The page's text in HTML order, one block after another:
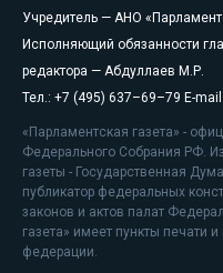
Учредитель — АНО
Исполняющий обязанности
редактора — Абдуллаев М.Р.
Тел.: +7 (495) 637–69–79 E-mail:
«Парламентская газета» -
Федерального Собрания РФ.
газеты - Государственная
публикатор федеральных
законов и актов палат
газета» имеет пункты печати
федерации.